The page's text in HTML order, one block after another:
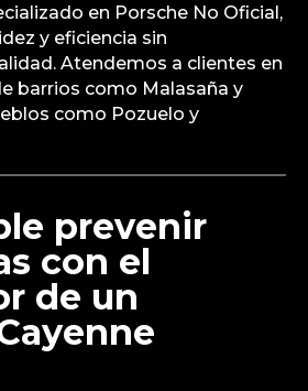
en Porsche No Oficial,
y eficiencia sin
Atendemos a clientes en
barrios como Malasaña y
como Pozuelo y
prevenir
con el
de un